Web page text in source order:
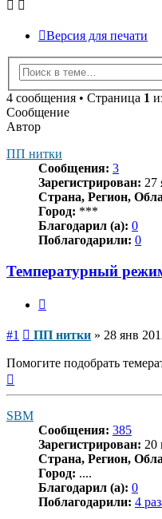
Версия для печати
4 сообщения • Страница 1
Сообщение
Автор
ПП нитки
Сообщения: 3
Зарегистрирован: 27
Страна, Регион,
Город: ***
Благодарил (а): 0
Поблагодарили: 0
Температурный
#1 Сообщение
ПП нитки » 28 янв
Помогите подобрать
SBM
Сообщения: 385
Зарегистрирован: 20
Страна, Регион,
Город: ....
Благодарил (а): 0
Поблагодарили: 4